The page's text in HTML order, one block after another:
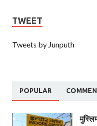
TWEET
Tweets by Junputh
POPULAR